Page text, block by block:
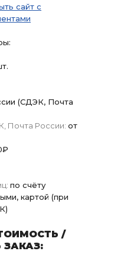
сайт с
(СДЭК, Почта
Почта России: от
по счёту
картой (при
/
ЗАКАЗ: